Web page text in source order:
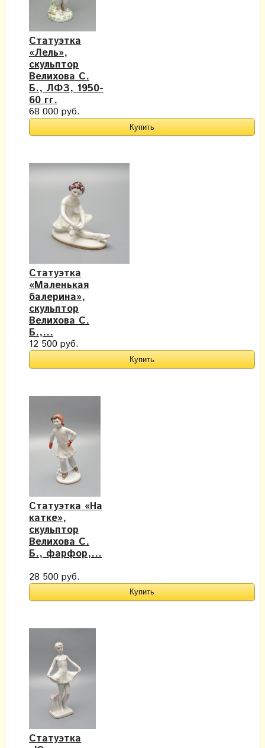
Статуэтка
«Лель»,
скульптор
Велихова С.
Б., ЛФЗ, 1950-
60 гг.
68 000 руб.
Статуэтка
«Маленькая
балерина»,
скульптор
Велихова С.
Б.,...
12 500 руб.
Статуэтка «На
катке»,
cкульптор
Велихова С.
Б., фарфор,...
28 500 руб.
Статуэтка